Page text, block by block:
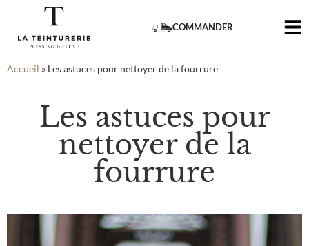
COMMANDER
Accueil » Les astuces pour nettoyer de la fourrure
Les astuces pour
nettoyer de la
fourrure